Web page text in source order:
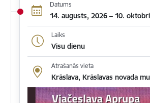
Datums
14. augusts, 2026 – 10.
Laiks
Visu dienu
Atrašanās vieta
Krāslava, Krāslavas novada